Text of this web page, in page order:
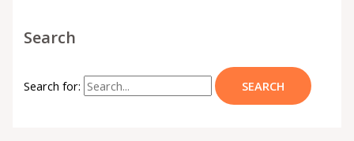
Search
Search for: